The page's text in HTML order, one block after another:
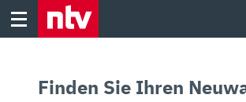
Skip
Finden Sie Ihren